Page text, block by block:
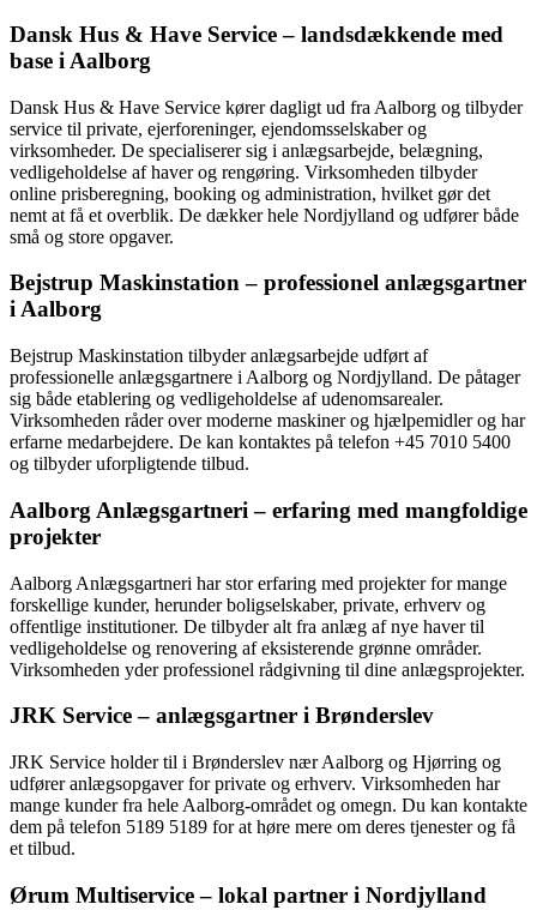
Dansk Hus & Have Service – landsdækkende med
base i Aalborg
Dansk Hus & Have Service kører dagligt ud fra Aalborg og tilbyder
service til private, ejerforeninger, ejendomsselskaber og
virksomheder. De specialiserer sig i anlægsarbejde, belægning,
vedligeholdelse af haver og rengøring. Virksomheden tilbyder
online prisberegning, booking og administration, hvilket gør det
nemt at få et overblik. De dækker hele Nordjylland og udfører både
små og store opgaver.
Bejstrup Maskinstation – professionel anlægsgartner
i Aalborg
Bejstrup Maskinstation tilbyder anlægsarbejde udført af
professionelle anlægsgartnere i Aalborg og Nordjylland. De påtager
sig både etablering og vedligeholdelse af udenomsarealer.
Virksomheden råder over moderne maskiner og hjælpemidler og har
erfarne medarbejdere. De kan kontaktes på telefon +45 7010 5400
og tilbyder uforpligtende tilbud.
Aalborg Anlægsgartneri – erfaring med mangfoldige
projekter
Aalborg Anlægsgartneri har stor erfaring med projekter for mange
forskellige kunder, herunder boligselskaber, private, erhverv og
offentlige institutioner. De tilbyder alt fra anlæg af nye haver til
vedligeholdelse og renovering af eksisterende grønne områder.
Virksomheden yder professionel rådgivning til dine anlægsprojekter.
JRK Service – anlægsgartner i Brønderslev
JRK Service holder til i Brønderslev nær Aalborg og Hjørring og
udfører anlægsopgaver for private og erhverv. Virksomheden har
mange kunder fra hele Aalborg-området og omegn. Du kan kontakte
dem på telefon 5189 5189 for at høre mere om deres tjenester og få
et tilbud.
Ørum Multiservice – lokal partner i Nordjylland